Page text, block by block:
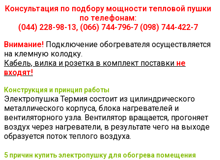
Консультация по подбору мощности тепловой пушки
по телефонам:
(044) 228-98-13, (066) 744-796-7 (098) 744-422-7
Внимание! Подключение обогревателя осуществляется
на клемную колодку.
Кабель, вилка и розетка в комплект поставки не
входят!
Конструкция и принцип работы
Электропушка Термия состоит из цилиндрического
металлического корпуса, блока нагревателей и
вентиляторного узла. Вентилятор вращается, прогоняет
воздух через нагреватели, в результате чего на выходе
образуется поток теплого воздуха.
5 причин купить электропушку для обогрева помещения